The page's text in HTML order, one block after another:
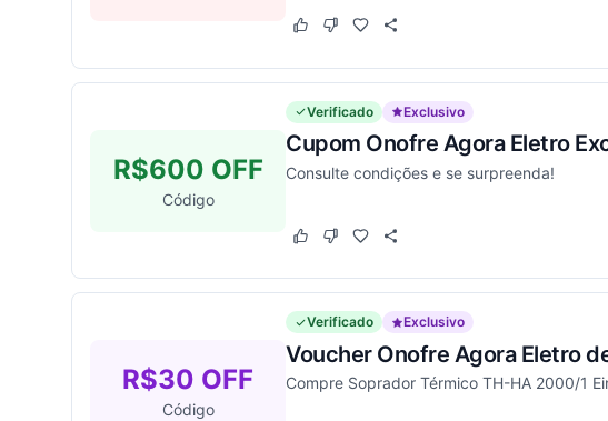
Este cupom funcionou
Este cupom não funcionou
R$600 OFF
Código
Verificado Exclusivo
Cupom Onofre Agora Eletro
Consulte condições e se surpreenda!
Este cupom funcionou
Este cupom não funcionou
R$30 OFF
Código
Verificado Exclusivo
Voucher Onofre Agora Eletro
Compre Soprador Térmico TH-HA 2000/1